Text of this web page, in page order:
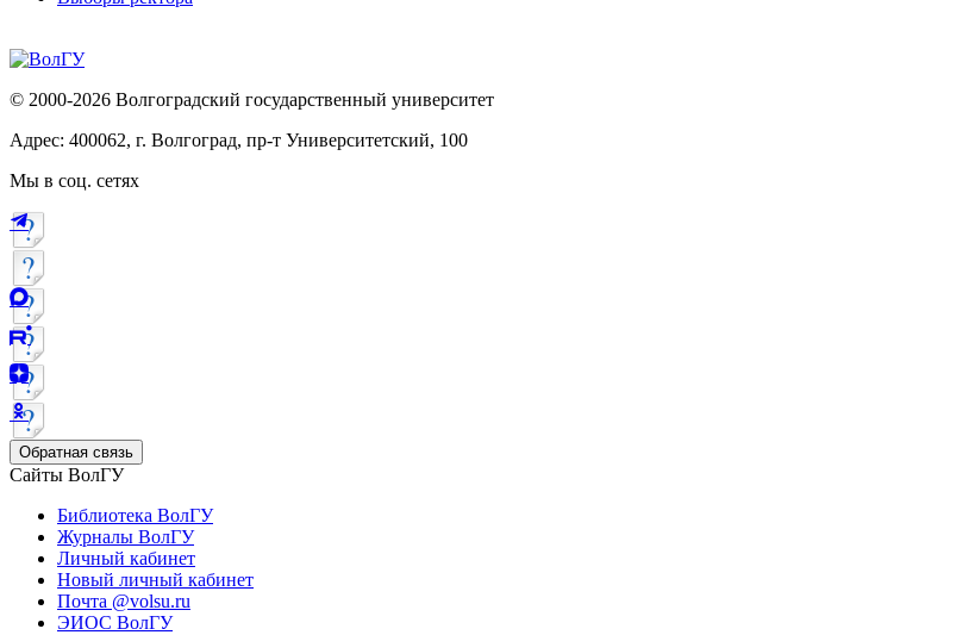
© 2000-2026 Волгоградский государственный университет
Адрес: 400062, г. Волгоград, пр-т Университетский, 100
Мы в соц. сетях
Обратная связь
Сайты ВолГУ
Библиотека ВолГУ
Журналы ВолГУ
Личный кабинет
Новый личный кабинет
Почта @volsu.ru
ЭИОС ВолГУ